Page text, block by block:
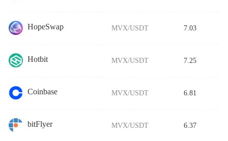
HopeSwap MVX/USDT 7.03
Hotbit MVX/USDT 7.25
Coinbase MVX/USDT 6.81
bitFlyer MVX/USDT 6.37